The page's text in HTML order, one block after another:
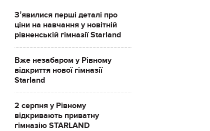
Зʼявилися перші деталі про
ціни на навчання у новітній
рівненській гімназії Starland
Вже незабаром у Рівному
відкриття нової гімназії
Starland
2 серпня у Рівному
відкривають приватну
гімназію STARLAND